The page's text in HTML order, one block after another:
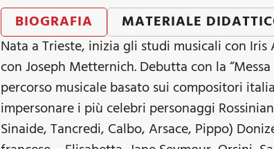
BIOGRAFIA MATERIALE
Nata a Trieste, inizia gli studi musicali con
con Joseph Metternich. Debutta con la
percorso musicale basato sui compositori
impersonare i più celebri personaggi
Sinaide, Tancredi, Calbo, Arsace, Pippo)